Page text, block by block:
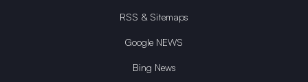
RSS & Sitemaps
Google NEWS
Bing News